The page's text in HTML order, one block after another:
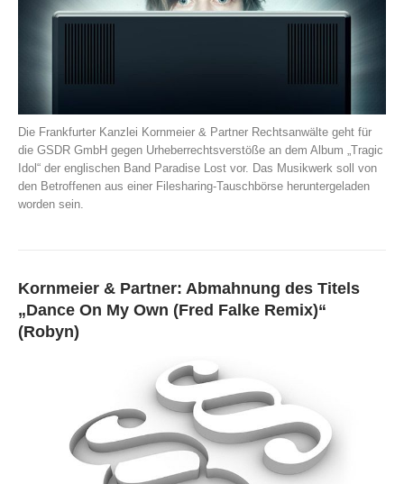
Die Frankfurter Kanzlei Kornmeier & Partner Rechtsanwälte geht für
die GSDR GmbH gegen Urheberrechtsverstöße an dem Album „Tragic
Idol“ der englischen Band Paradise Lost vor. Das Musikwerk soll von
den Betroffenen aus einer Filesharing-Tauschbörse heruntergeladen
worden sein.
Kornmeier & Partner: Abmahnung des Titels
„Dance On My Own (Fred Falke Remix)“
(Robyn)